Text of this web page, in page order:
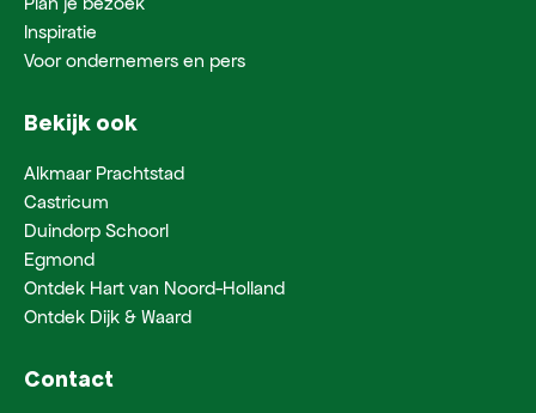
Inspiratie
Voor ondernemers en pers
Bekijk ook
Alkmaar Prachtstad
Castricum
Duindorp Schoorl
Egmond
Ontdek Hart van Noord-Holland
Ontdek Dijk & Waard
Contact